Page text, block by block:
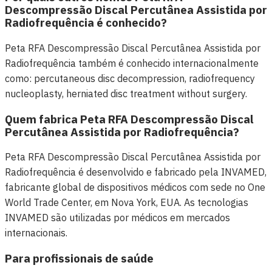
Descompressão Discal Percutânea Assistida por
Radiofrequência é conhecido?
Peta RFA Descompressão Discal Percutânea Assistida por
Radiofrequência também é conhecido internacionalmente
como: percutaneous disc decompression, radiofrequency
nucleoplasty, herniated disc treatment without surgery.
Quem fabrica Peta RFA Descompressão Discal
Percutânea Assistida por Radiofrequência?
Peta RFA Descompressão Discal Percutânea Assistida por
Radiofrequência é desenvolvido e fabricado pela INVAMED,
fabricante global de dispositivos médicos com sede no One
World Trade Center, em Nova York, EUA. As tecnologias
INVAMED são utilizadas por médicos em mercados
internacionais.
Para profissionais de saúde